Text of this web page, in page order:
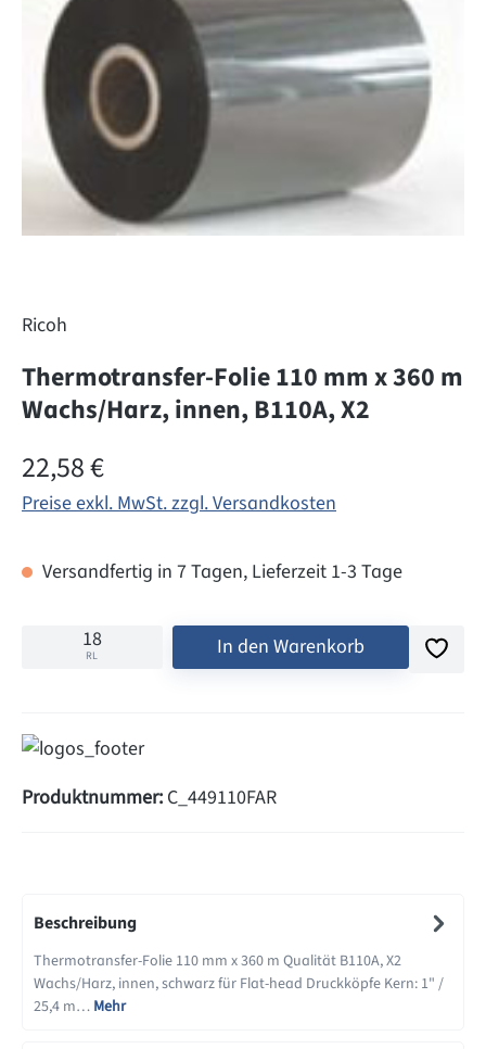
Ricoh
Thermotransfer-Folie 110 mm x 360 m
Wachs/Harz, innen, B110A, X2
Regulärer Preis:
22,58 €
Preise exkl. MwSt. zzgl. Versandkosten
Versandfertig in 7 Tagen, Lieferzeit 1-3 Tage
RL In den Warenkorb
Produktnummer: C_449110FAR
Beschreibung
Thermotransfer-Folie 110 mm x 360 m Qualität B110A, X2
Wachs/Harz, innen, schwarz für Flat-head Druckköpfe Kern: 1" /
25,4 m… Mehr